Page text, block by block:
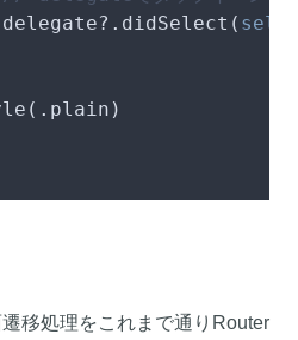
? .didSelect( self
移処理をこれまで通りRouter